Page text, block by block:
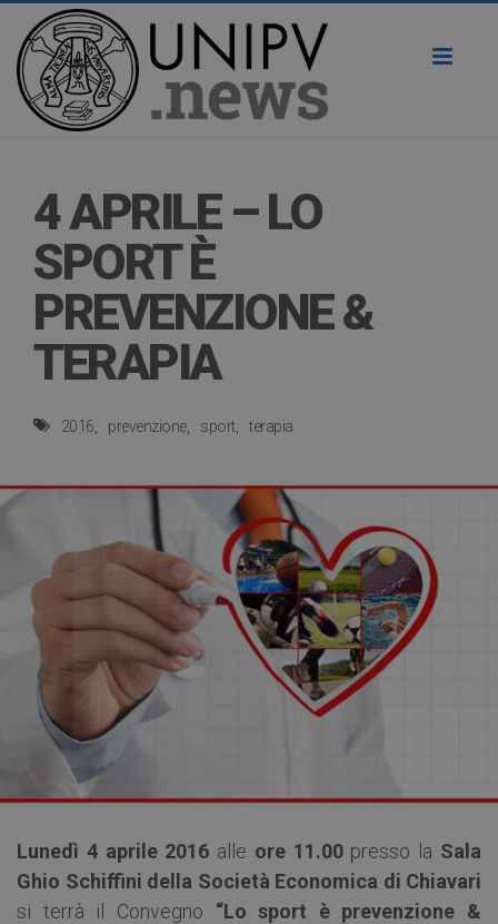
4 APRILE – LO
SPORT È
PREVENZIONE &
TERAPIA
2016 prevenzione sport terapia
Lunedì 4 aprile 2016 alle ore 11.00presso la Sala
Ghio Schiffini della Società Economica di Chiavari
si terrà il Convegno “Lo sport è prevenzione &